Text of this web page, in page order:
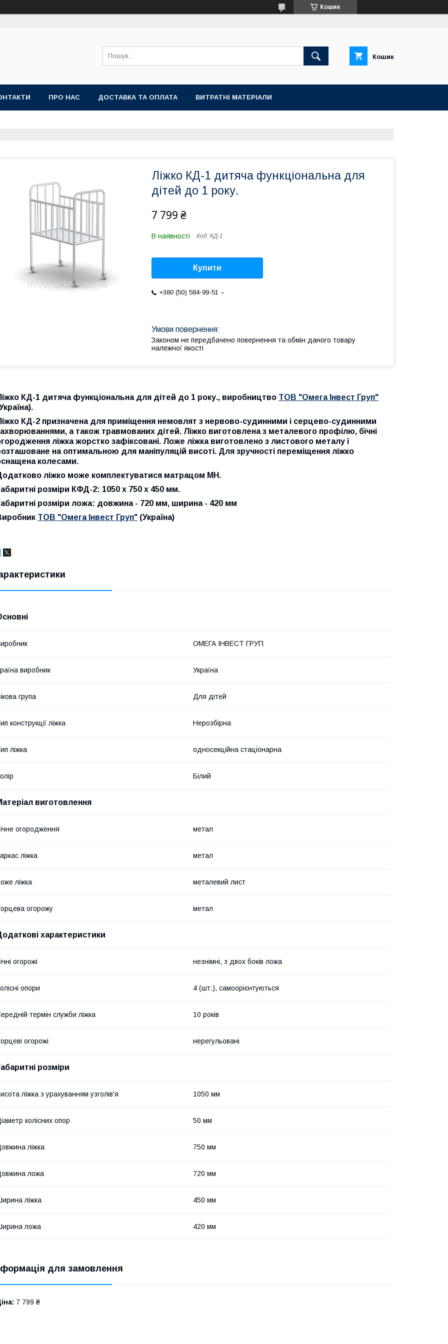
Кошик
Кошик
ПРО НАС ДОСТАВКА ТА ОПЛАТА ВИТРАТНІ МАТЕРІАЛИ
Ліжко КД-1 дитяча функціональна для
дітей до 1 року.
7 799 ₴
В наявності Код: КД-1
Купити
+380 (50) 584-99-51
Законом не передбачено повернення та обмін даного товару
належної якості
КД-1 дитяча функціональна для дітей до 1 року., виробництво ТОВ "Омега Інвест Груп"
КД-2 призначена для приміщення немовлят з нервово-судинними і серцево-судинними
а також травмованих дітей. Ліжко виготовлена з металевого профілю, бічні
ліжка жорстко зафіксовані. Ложе ліжка виготовлено з листового металу і
на оптимальною для маніпуляцій висоті. Для зручності переміщення ліжко
колесами.
ліжко може комплектуватися матрацом МН.
розміри КФД-2: 1050 х 750 х 450 мм.
розміри ложа: довжина - 720 мм, ширина - 420 мм
ТОВ "Омега Інвест Груп" (Україна)
ОМЕГА ІНВЕСТ ГРУП
виробник Україна
група Для дітей
конструкції ліжка Нерозбірна
ліжка односекційна стаціонарна
Білий
виготовлення
огородження метал
ліжка метал
ліжка металевий лист
огорожу метал
характеристики
огорожі незнімні, з двох боків ложа
опори 4 (шт.), самоорієнтуються
термін служби ліжка 10 років
огорожі нерегульовані
розміри
ліжка з урахуванням узголів'я 1050 мм
колісних опор 50 мм
ліжка 750 мм
ложа 720 мм
ліжка 450 мм
ложа 420 мм
для замовлення
7 799 ₴